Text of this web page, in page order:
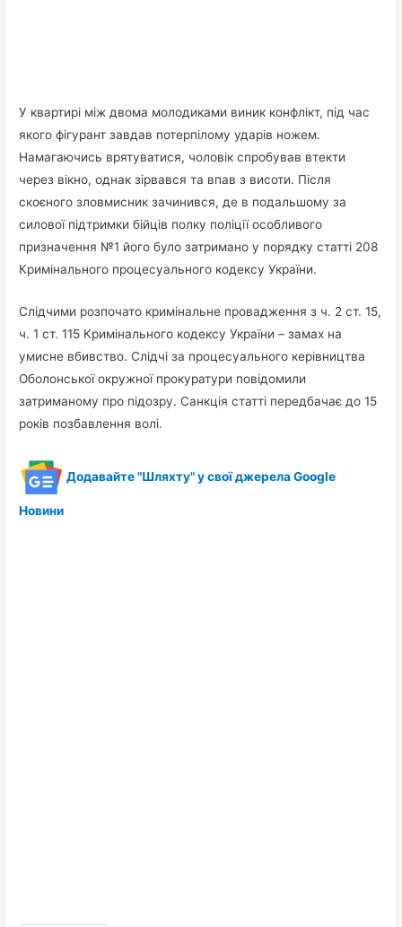
У квартирі між двома молодиками виник конфлікт, під час
якого фігурант завдав потерпілому ударів ножем.
Намагаючись врятуватися, чоловік спробував втекти
через вікно, однак зірвався та впав з висоти. Після
скоєного зловмисник зачинився, де в подальшому за
силової підтримки бійців полку поліції особливого
призначення №1 його було затримано у порядку статті 208
Кримінального процесуального кодексу України.
Слідчими розпочато кримінальне провадження з ч. 2 ст. 15,
ч. 1 ст. 115 Кримінального кодексу України – замах на
умисне вбивство. Слідчі за процесуального керівництва
Оболонської окружної прокуратури повідомили
затриманому про підозру. Санкція статті передбачає до 15
років позбавлення волі.
Додавайте "Шляхту" у свої джерела Google
Новини